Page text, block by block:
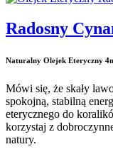
Radosny
Naturalny Olejek Eteryczny
Mówi się, że skały
spokojną, stabilną
eterycznego do
korzystaj z
natury.